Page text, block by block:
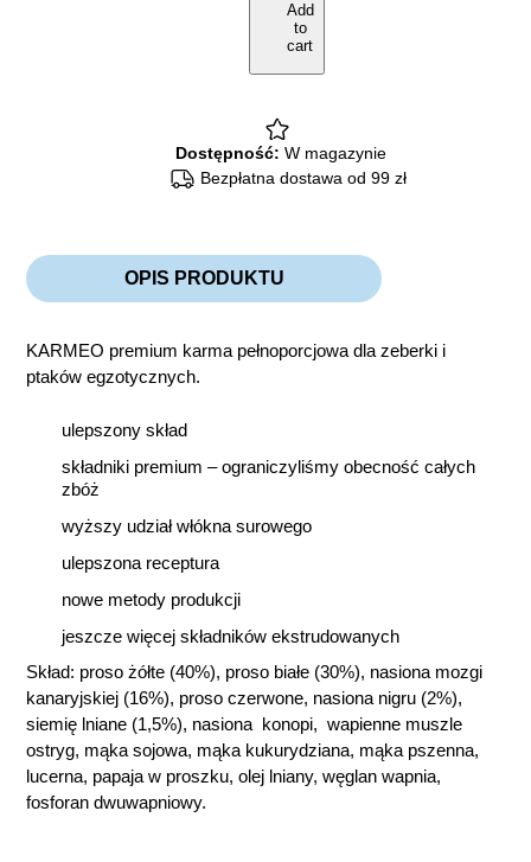
zeberek
ptaków
egzotycznych
Add
to
cart
Dostępność: W magazynie
Bezpłatna dostawa od 99 zł
OPIS PRODUKTU
KARMEO premium karma pełnoporcjowa dla zeberki i
ptaków egzotycznych.
ulepszony skład
składniki premium – ograniczyliśmy obecność całych
zbóż
wyższy udział włókna surowego
ulepszona receptura
nowe metody produkcji
jeszcze więcej składników ekstrudowanych
Skład: proso żółte (40%), proso białe (30%), nasiona mozgi
kanaryjskiej (16%), proso czerwone, nasiona nigru (2%),
siemię lniane (1,5%), nasiona konopi, wapienne muszle
ostryg, mąka sojowa, mąka kukurydziana, mąka pszenna,
lucerna, papaja w proszku, olej lniany, węglan wapnia,
fosforan dwuwapniowy.